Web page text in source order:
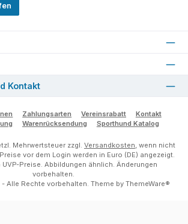
Kontakt
Zahlungsarten Vereinsrabatt
Kontakt
Warenrücksendung Sporthund Katalog
Mehrwertsteuer zzgl. Versandkosten, wenn nicht
vor dem Login werden in Euro (DE) angezeigt.
Preise. Abbildungen ähnlich. Änderungen
vorbehalten.
Alle Rechte vorbehalten. Theme by ThemeWare®